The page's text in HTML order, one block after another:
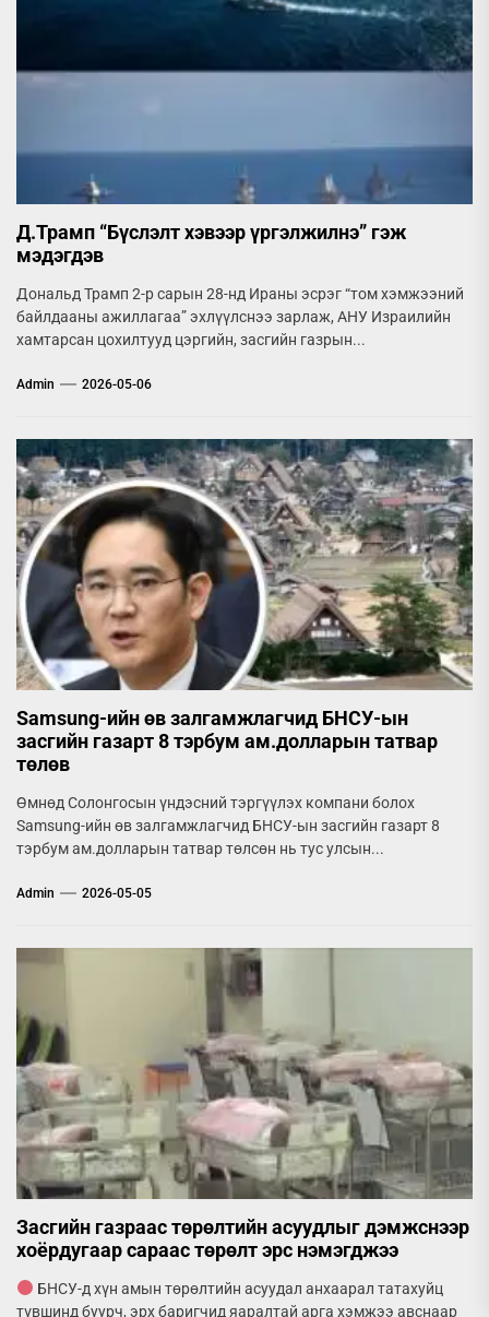
Д.Трамп “Бүслэлт хэвээр үргэлжилнэ” гэж
мэдэгдэв
Дональд Трамп 2-р сарын 28-нд Ираны эсрэг “том хэмжээний
байлдааны ажиллагаа” эхлүүлснээ зарлаж, АНУ Израилийн
хамтарсан цохилтууд цэргийн, засгийн газрын...
Admin 2026-05-06
Samsung-ийн өв залгамжлагчид БНСУ-ын
засгийн газарт 8 тэрбум ам.долларын татвар
төлөв
Өмнөд Солонгосын үндэсний тэргүүлэх компани болох
Samsung-ийн өв залгамжлагчид БНСУ-ын засгийн газарт 8
тэрбум ам.долларын татвар төлсөн нь тус улсын...
Admin 2026-05-05
Засгийн газраас төрөлтийн асуудлыг дэмжснээр
хоёрдугаар сараас төрөлт эрс нэмэгджээ
БНСУ-д хүн амын төрөлтийн асуудал анхаарал татахуйц
түвшинд буурч, эрх баригчид яаралтай арга хэмжээ авснаар